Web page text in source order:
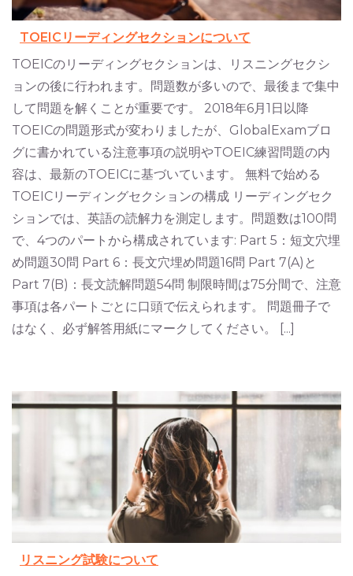
TOEICリーディングセクションについて
TOEICのリーディングセクションは、リスニングセクシ
ョンの後に行われます。問題数が多いので、最後まで集中
して問題を解くことが重要です。 2018年6月1日以降
TOEICの問題形式が変わりましたが、GlobalExamブロ
グに書かれている注意事項の説明やTOEIC練習問題の内
容は、最新のTOEICに基づいています。 無料で始める
TOEICリーディングセクションの構成 リーディングセク
ションでは、英語の読解力を測定します。問題数は100問
で、4つのパートから構成されています: Part 5：短文穴埋
め問題30問 Part 6：長文穴埋め問題16問 Part 7(A)と
Part 7(B)：長文読解問題54問 制限時間は75分間で、注意
事項は各パートごとに口頭で伝えられます。 問題冊子で
はなく、必ず解答用紙にマークしてください。 [...]
リスニング試験について